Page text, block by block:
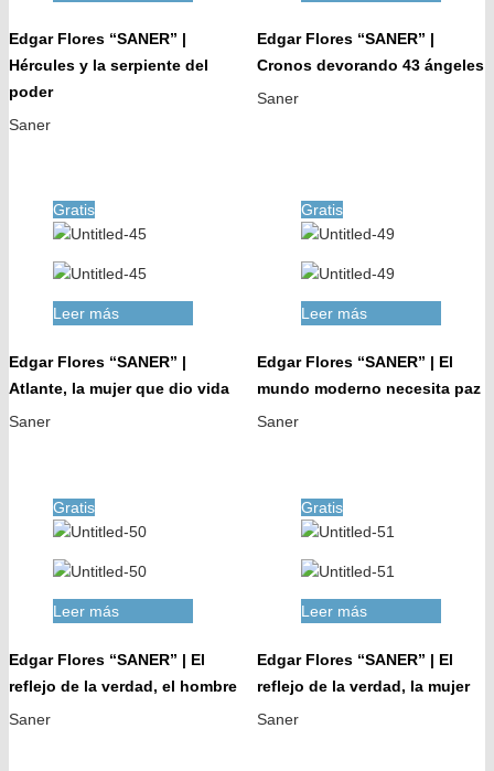
Edgar Flores “SANER” |
Hércules y la serpiente del
poder
Saner
Edgar Flores “SANER” |
Cronos devorando 43 ángeles
Saner
Gratis
Leer más
Edgar Flores “SANER” |
Atlante, la mujer que dio vida
Saner
Gratis
Leer más
Edgar Flores “SANER” | El
mundo moderno necesita paz
Saner
Gratis
Leer más
Edgar Flores “SANER” | El
reflejo de la verdad, el hombre
Saner
Gratis
Leer más
Edgar Flores “SANER” | El
reflejo de la verdad, la mujer
Saner